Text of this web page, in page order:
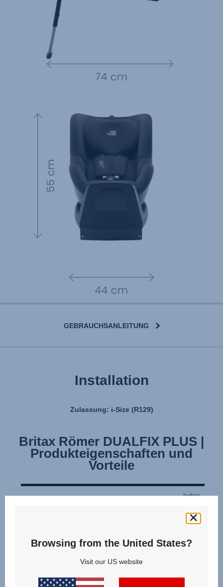
GEBRAUCHSANLEITUNG
Installation
Zulassung: i-Size (R129)
Britax Römer DUALFIX PLUS |
Produkteigenschaften und
Vorteile
Browsing from the United States?
Visit our US website